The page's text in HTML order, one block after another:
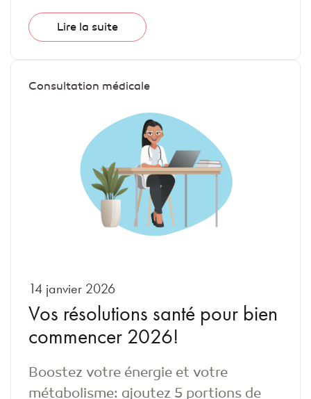
Lire la suite
Consultation médicale
14 janvier 2026
Vos résolutions santé pour bien
commencer 2026!
Boostez votre énergie et votre
métabolisme: ajoutez 5 portions de